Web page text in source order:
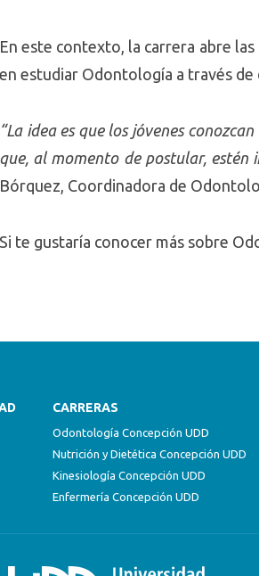
En este contexto, la carrera abre
en estudiar Odontología a través de
“La idea es que los jóvenes
que, al momento de postular, estén
Bórquez, Coordinadora de
Si te gustaría conocer más sobre
CARRERAS
Odontología Concepción UDD
Nutrición y Dietética Concepción UDD
Kinesiología Concepción UDD
Enfermería Concepción UDD